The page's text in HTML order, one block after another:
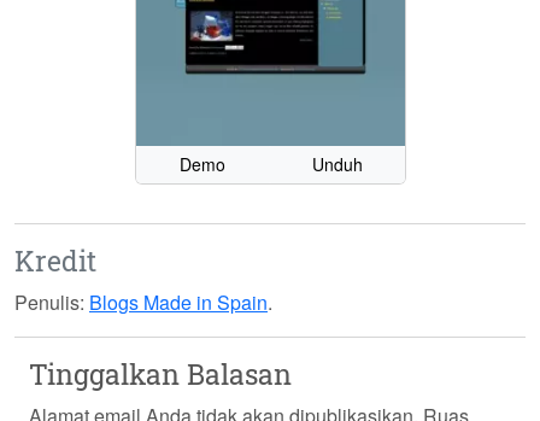
Demo Unduh
Kredit
Penulis: Blogs Made in Spain.
Tinggalkan Balasan